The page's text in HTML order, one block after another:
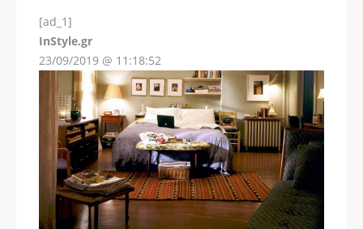
[ad_1]
InStyle.gr
23/09/2019 @ 11:18:52